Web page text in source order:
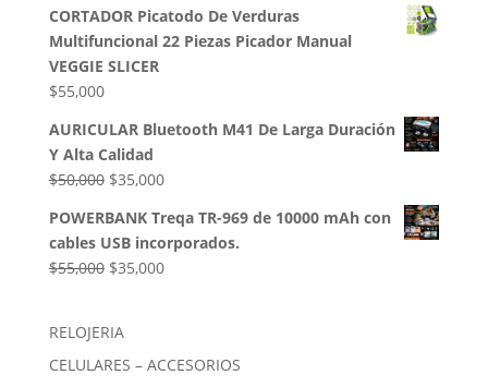
original
era:
$85,000.
actual
es:
CORTADOR Picatodo De Verduras
Multifuncional 22 Piezas Picador Manual
VEGGIE SLICER
$55,000
AURICULAR Bluetooth M41 De Larga Duración
Y Alta Calidad
$50,000 El
original
era:
$50,000.
$35,000El
actual
es:
$35,000.
POWERBANK Treqa TR-969 de 10000 mAh con
cables USB incorporados.
$55,000 El
era:
$55,000.
$35,000El
$35,000.
RELOJERIA
CELULARES – ACCESORIOS